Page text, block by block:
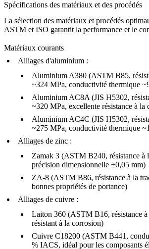
Spécifications des matériaux et des procédés
La sélection des matériaux et procédés
ASTM et ISO garantit la performance et le
Matériaux courants
Alliages d'aluminium :
Aluminium A380 (ASTM B85,
~324 MPa, conductivité thermique
Aluminium AC8A (JIS H5302,
~320 MPa, excellente résistance à la
Aluminium AC4C (JIS H5302,
~275 MPa, conductivité thermique
Alliages de zinc :
Zamak 3 (ASTM B240, résistance à
précision dimensionnelle ±0,05 mm)
ZA-8 (ASTM B86, résistance à la
bonnes propriétés de portance)
Alliages de cuivre :
Laiton 360 (ASTM B16, résistance
résistant à la corrosion)
Cuivre C18200 (ASTM B441,
% IACS, idéal pour les composants